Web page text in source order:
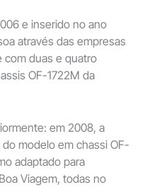
e inserido no ano
através das empresas
com duas e quatro
OF-1722M da
em 2008, a
modelo em chassi OF-
adaptado para
Viagem, todas no